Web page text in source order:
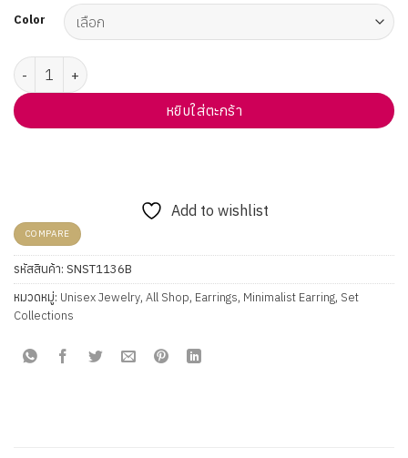
66,000 ฿.59,000 ฿.
Color
จำนวน ต่างหูเพชร Curve Drop Earrings ชิ้น
หยิบใส่ตะกร้า
Add to wishlist
COMPARE
รหัสสินค้า: SNST1136B
หมวดหมู่: Unisex Jewelry, All Shop, Earrings, Minimalist Earring, Set
Collections